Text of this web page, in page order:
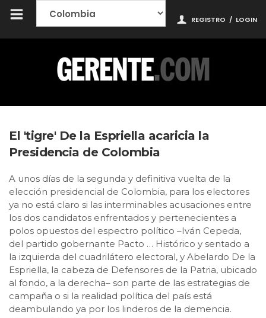
REGISTRO / LOGIN
El 'tigre' De la Espriella acaricia la
Presidencia de Colombia
A unos días de la segunda y definitiva vuelta de la
elección presidencial de Colombia, para los electores
ya no está claro si las interminables acusaciones entre
los dos candidatos enfrentados y pertenecientes a
polos opuestos del espectro político –Iván Cepeda,
del partido gobernante Pacto … Histórico y sentado a
la izquierda del cuadrilátero electoral, y Abelardo De la
Espriella, la cabeza de Defensores de la Patria, ubicado
al fondo, a la derecha– son parte de las estrategias de
campaña o si la realidad política del país está
deambulando ya por los linderos de la demencia.